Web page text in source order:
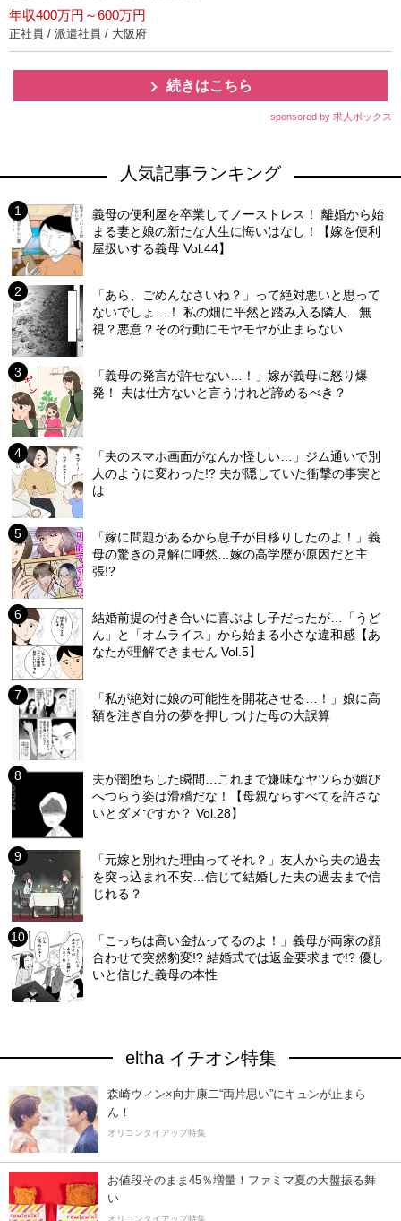
年収400万円～600万円
正社員 / 派遣社員 / 大阪府
続きはこちら
sponsored by 求人ボックス
人気記事ランキング
義母の便利屋を卒業してノーストレス！ 離婚から始
まる妻と娘の新たな人生に悔いはなし！【嫁を便利
屋扱いする義母 Vol.44】
「あら、ごめんなさいね？」って絶対悪いと思って
ないでしょ…！ 私の畑に平然と踏み入る隣人…無
視？悪意？その行動にモヤモヤが止まらない
「義母の発言が許せない…！」嫁が義母に怒り爆
発！ 夫は仕方ないと言うけれど諦めるべき？
「夫のスマホ画面がなんか怪しい…」ジム通いで別
人のように変わった!? 夫が隠していた衝撃の事実と
は
「嫁に問題があるから息子が目移りしたのよ！」義
母の驚きの見解に唖然…嫁の高学歴が原因だと主
張!?
結婚前提の付き合いに喜ぶよし子だったが…「うど
ん」と「オムライス」から始まる小さな違和感【あ
なたが理解できません Vol.5】
「私が絶対に娘の可能性を開花させる…！」娘に高
額を注ぎ自分の夢を押しつけた母の大誤算
夫が闇堕ちした瞬間…これまで嫌味なヤツらが媚び
へつらう姿は滑稽だな！【母親ならすべてを許さな
いとダメですか？ Vol.28】
「元嫁と別れた理由ってそれ？」友人から夫の過去
を突っ込まれ不安…信じて結婚した夫の過去まで信
じれる？
「こっちは高い金払ってるのよ！」義母が両家の顔
合わせで突然豹変!? 結婚式では返金要求まで!? 優し
いと信じた義母の本性
eltha イチオシ特集
森崎ウィン×向井康二“両片思い”にキュンが止まら
ん！
オリコンタイアップ特集
お値段そのまま45％増量！ファミマ夏の大盤振る舞
い
オリコンタイアップ特集